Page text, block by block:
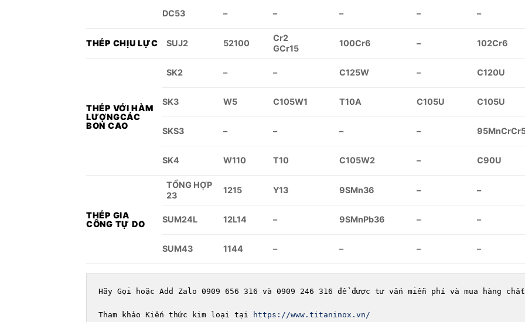
DC53 – – – – –
THÉP CHỊU LỰC SUJ2 52100
Cr2
GCr15
100Cr6 – 102Cr6
THÉP VỚI HÀM
LƯỢNGCÁC
BON CAO
SK2 – – C125W – C120U
SK3 W5 C105W1 T10A C105U C105U
SKS3 – – – –
SK4 W110 T10 C105W2 – C90U
THÉP GIA
CÔNG TỰ DO
TỔNG HỢP
23
1215 Y13 9SMn36 – –
SUM24L 12L14 – 9SMnPb36 – –
SUM43 1144 – – – –
Hãy Gọi hoặc Add Zalo 0909 656 316 và 0909 246 316 để được tư vấn miễn phí và mua hàng
Tham khảo Kiến thức kim loại tại https://www.titaninox.vn/